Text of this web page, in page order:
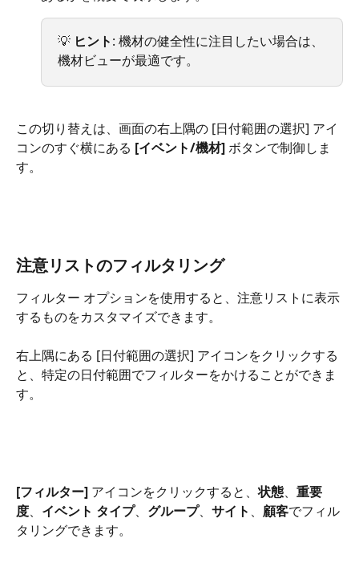
💡 ヒント: 機材の健全性に注目したい場合は、
機材ビューが最適です。
この切り替えは、画面の右上隅の [日付範囲の選択] アイ
コンのすぐ横にある [イベント/機材] ボタンで制御しま
す。
注意リストのフィルタリング
フィルター オプションを使用すると、注意リストに表示
するものをカスタマイズできます。
右上隅にある [日付範囲の選択] アイコンをクリックする
と、特定の日付範囲でフィルターをかけることができま
す。
[フィルター] アイコンをクリックすると、状態、 重要
度、 イベント タイプ、 グループ、 サイト 、 顧客でフィル
タリングできます。